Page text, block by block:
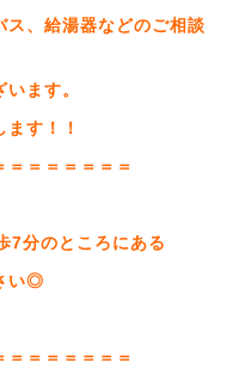
ス、給湯器などのご相談
ます。
す！！
＝＝＝＝＝＝＝
7分のところにある
い◎
＝＝＝＝＝＝＝